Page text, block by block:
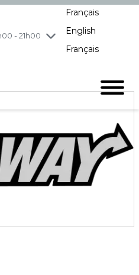
- 21h00
- 21h00
Français
English
Français